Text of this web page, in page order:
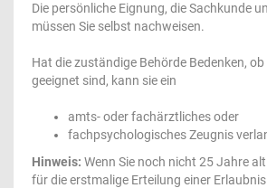
Die persönliche Eignung, die Sachkunde
müssen Sie selbst nachweisen.
Hat die zuständige Behörde Bedenken, ob
geeignet sind, kann sie ein
amts- oder fachärztliches oder
fachpsychologisches Zeugnis
Hinweis: Wenn Sie noch nicht 25 Jahre
für die erstmalige Erteilung einer